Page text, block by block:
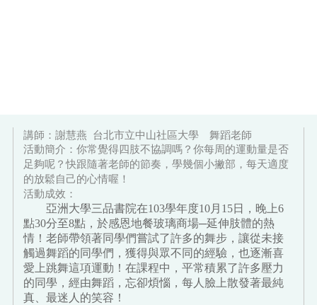
講師：謝慧燕 台北市立中山社區大學 舞蹈老師
活動簡介：你常覺得四肢不協調嗎？你每周的運動量是否
足夠呢？快跟隨著老師的節奏，學幾個小撇部，每天適度
的放鬆自己的心情喔！
活動成效：
亞洲大學三品書院在103學年度10月15日，晚上6
點30分至8點，於感恩地餐玻璃商場─延伸肢體的熱
情！老師帶領著同學們嘗試了許多的舞步，讓從未接
觸過舞蹈的同學們，獲得與眾不同的經驗，也逐漸喜
愛上跳舞這項運動！在課程中，平常積累了許多壓力
的同學，經由舞蹈，忘卻煩惱，每人臉上散發著最純
真、最迷人的笑容！